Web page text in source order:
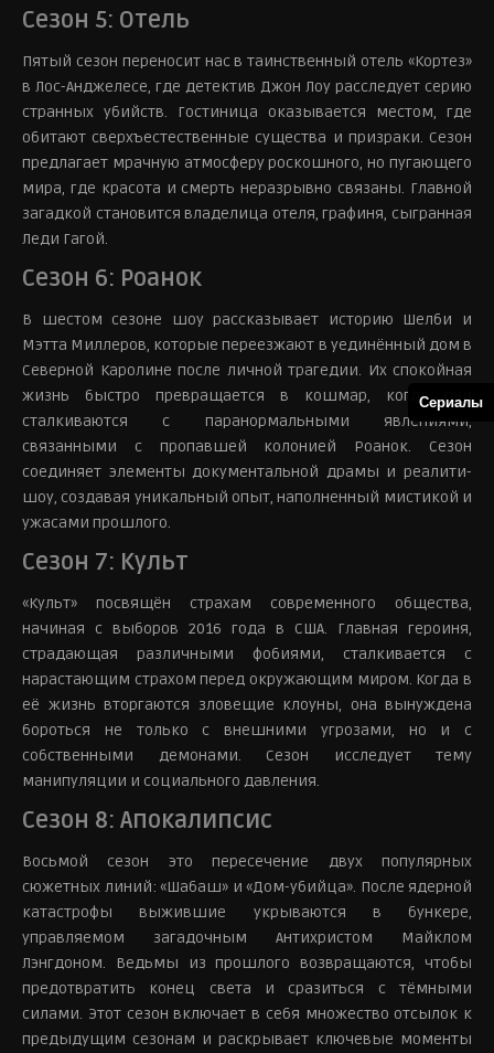
Сезон 5: Отель
Пятый сезон переносит нас в таинственный отель «Кортез»
в Лос-Анджелесе, где детектив Джон Лоу расследует серию
странных убийств. Гостиница оказывается местом, где
обитают сверхъестественные существа и призраки. Сезон
предлагает мрачную атмосферу роскошного, но пугающего
мира, где красота и смерть неразрывно связаны. Главной
загадкой становится владелица отеля, графиня, сыгранная
Леди Гагой.
Сезон 6: Роанок
В шестом сезоне шоу рассказывает историю Шелби и
Мэтта Миллеров, которые переезжают в уединённый дом в
Северной Каролине после личной трагедии. Их спокойная
жизнь быстро превращается в кошмар, когда они
сталкиваются с паранормальными явлениями,
связанными с пропавшей колонией Роанок. Сезон
соединяет элементы документальной драмы и реалити-
шоу, создавая уникальный опыт, наполненный мистикой и
ужасами прошлого.
Сезон 7: Культ
«Культ» посвящён страхам современного общества,
начиная с выборов 2016 года в США. Главная героиня,
страдающая различными фобиями, сталкивается с
нарастающим страхом перед окружающим миром. Когда в
её жизнь вторгаются зловещие клоуны, она вынуждена
бороться не только с внешними угрозами, но и с
собственными демонами. Сезон исследует тему
манипуляции и социального давления.
Сезон 8: Апокалипсис
Восьмой сезон это пересечение двух популярных
сюжетных линий: «Шабаш» и «Дом-убийца». После ядерной
катастрофы выжившие укрываются в бункере,
управляемом загадочным Антихристом Майклом
Лэнгдоном. Ведьмы из прошлого возвращаются, чтобы
предотвратить конец света и сразиться с тёмными
силами. Этот сезон включает в себя множество отсылок к
предыдущим сезонам и раскрывает ключевые моменты
Сериалы